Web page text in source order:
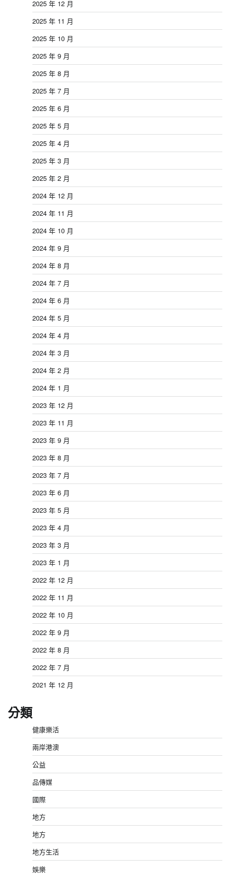
2025 年 12 月
2025 年 11 月
2025 年 10 月
2025 年 9 月
2025 年 8 月
2025 年 7 月
2025 年 6 月
2025 年 5 月
2025 年 4 月
2025 年 3 月
2025 年 2 月
2024 年 12 月
2024 年 11 月
2024 年 10 月
2024 年 9 月
2024 年 8 月
2024 年 7 月
2024 年 6 月
2024 年 5 月
2024 年 4 月
2024 年 3 月
2024 年 2 月
2024 年 1 月
2023 年 12 月
2023 年 11 月
2023 年 9 月
2023 年 8 月
2023 年 7 月
2023 年 6 月
2023 年 5 月
2023 年 4 月
2023 年 3 月
2023 年 1 月
2022 年 12 月
2022 年 11 月
2022 年 10 月
2022 年 9 月
2022 年 8 月
2022 年 7 月
2021 年 12 月
分類
健康樂活
兩岸港澳
公益
品傳媒
國際
地方
地方
地方生活
娛樂